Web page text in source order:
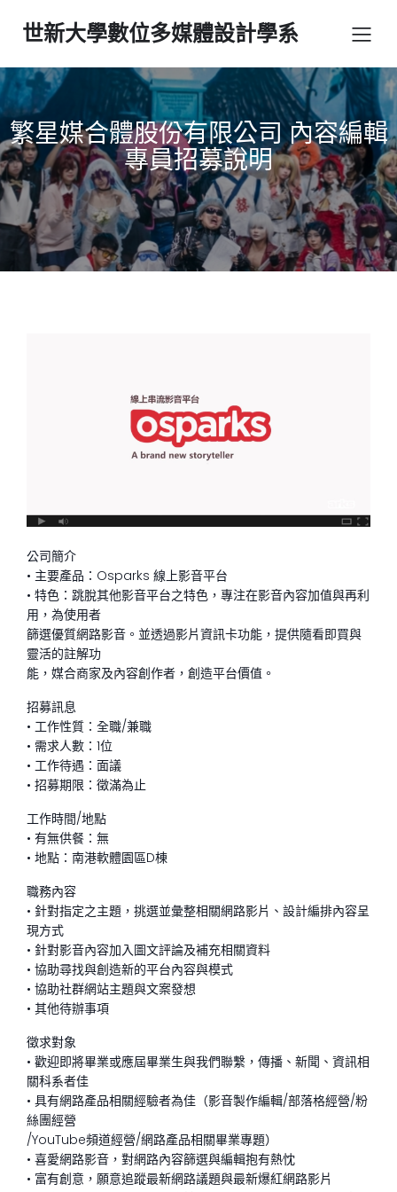
世新大學數位多媒體設計學系
繁星媒合體股份有限公司 內容編輯
專員招募說明
公司簡介
• 主要產品：Osparks 線上影音平台
• 特色：跳脫其他影音平台之特色，專注在影音內容加值與再利
用，為使用者
篩選優質網路影音。並透過影片資訊卡功能，提供隨看即買與
靈活的註解功
能，媒合商家及內容創作者，創造平台價值。
招募訊息
• 工作性質：全職/兼職
• 需求人數：1位
• 工作待遇：面議
• 招募期限：徵滿為止
工作時間/地點
• 有無供餐：無
• 地點：南港軟體園區D棟
職務內容
• 針對指定之主題，挑選並彙整相關網路影片、設計編排內容呈
現方式
• 針對影音內容加入圖文評論及補充相關資料
• 協助尋找與創造新的平台內容與模式
• 協助社群網站主題與文案發想
• 其他待辦事項
徵求對象
• 歡迎即將畢業或應屆畢業生與我們聯繫，傳播、新聞、資訊相
關科系者佳
• 具有網路產品相關經驗者為佳（影音製作編輯/部落格經營/粉
絲團經營
/YouTube頻道經營/網路產品相關畢業專題）
• 喜愛網路影音，對網路內容篩選與編輯抱有熱忱
• 富有創意，願意追蹤最新網路議題與最新爆紅網路影片